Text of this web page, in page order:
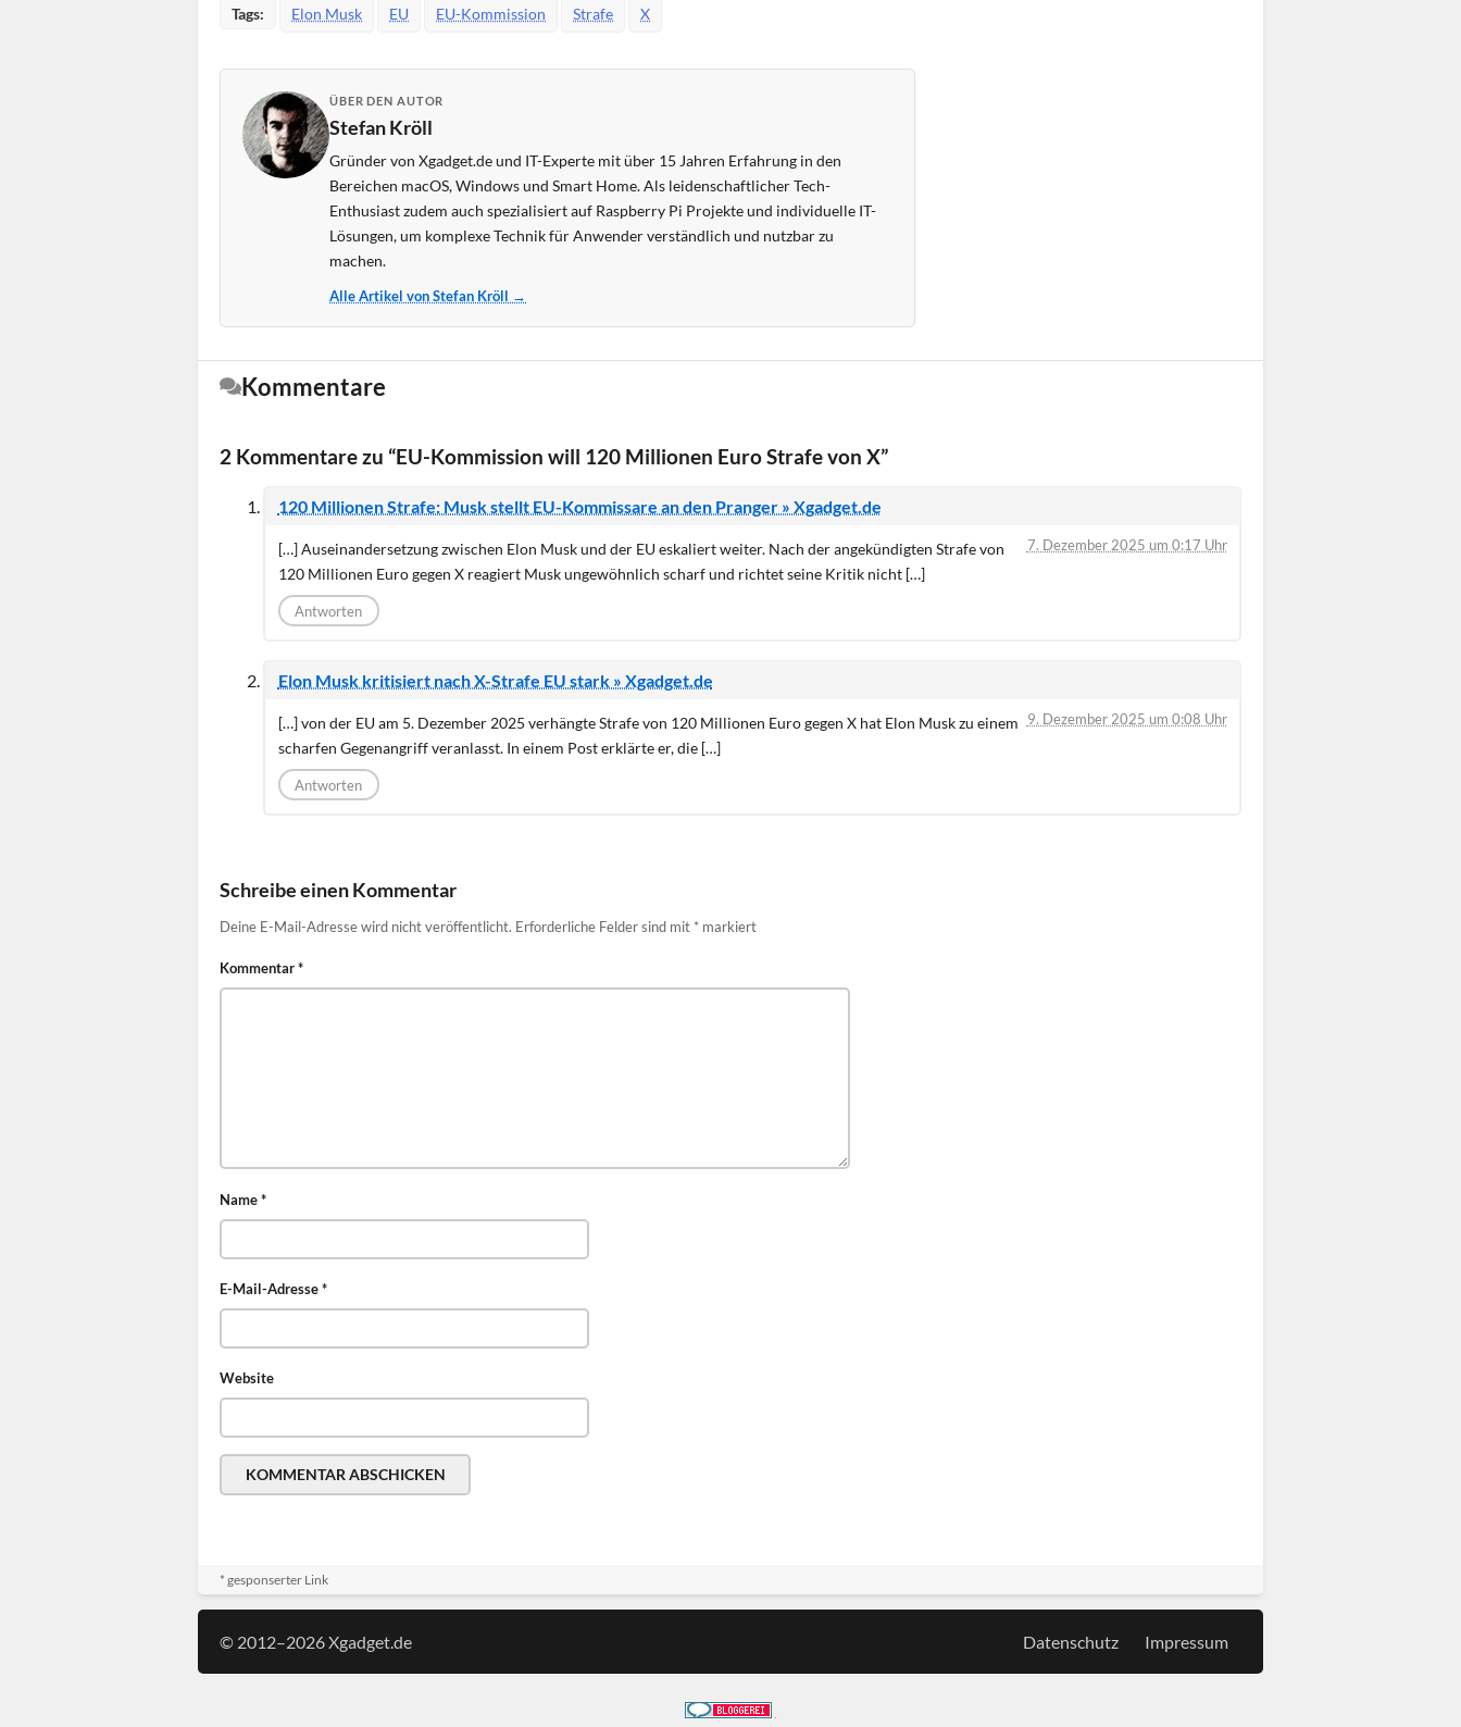
Tags: Elon Musk EU EU-Kommission Strafe X
ÜBER DEN AUTOR
Stefan Kröll
Gründer von Xgadget.de und IT-Experte mit über 15 Jahren Erfahrung in den
Bereichen macOS, Windows und Smart Home. Als leidenschaftlicher Tech-
Enthusiast zudem auch spezialisiert auf Raspberry Pi Projekte und individuelle IT-
Lösungen, um komplexe Technik für Anwender verständlich und nutzbar zu
machen.
Alle Artikel von Stefan Kröll →
Kommentare
2 Kommentare zu “EU-Kommission will 120 Millionen Euro Strafe von X”
120 Millionen Strafe: Musk stellt EU-Kommissare an den Pranger » Xgadget.de
7. Dezember 2025 um 0:17 Uhr
[…] Auseinandersetzung zwischen Elon Musk und der EU eskaliert weiter. Nach der angekündigten Strafe von
120 Millionen Euro gegen X reagiert Musk ungewöhnlich scharf und richtet seine Kritik nicht […]
Antworten
Elon Musk kritisiert nach X-Strafe EU stark » Xgadget.de
9. Dezember 2025 um 0:08 Uhr
[…] von der EU am 5. Dezember 2025 verhängte Strafe von 120 Millionen Euro gegen X hat Elon Musk zu einem
scharfen Gegenangriff veranlasst. In einem Post erklärte er, die […]
Antworten
Schreibe einen Kommentar
Deine E-Mail-Adresse wird nicht veröffentlicht. Erforderliche Felder sind mit * markiert
Kommentar*
Name*
E-Mail-Adresse*
Website
* gesponserter Link
© 2012–2026 Xgadget.de Datenschutz Impressum